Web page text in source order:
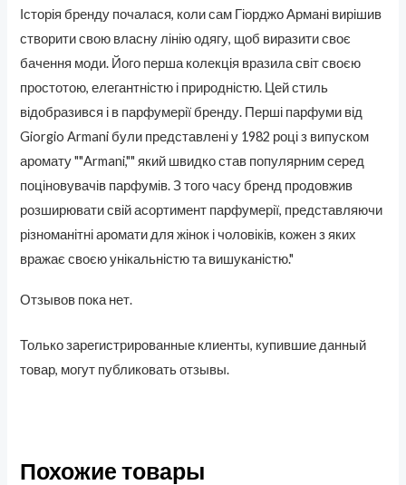
Історія бренду почалася, коли сам Гіорджо Армані вирішив
створити свою власну лінію одягу, щоб виразити своє
бачення моди. Його перша колекція вразила світ своєю
простотою, елегантністю і природністю. Цей стиль
відобразився і в парфумерії бренду. Перші парфуми від
Giorgio Armani були представлені у 1982 році з випуском
аромату ""Armani,"" який швидко став популярним серед
поціновувачів парфумів. З того часу бренд продовжив
розширювати свій асортимент парфумерії, представляючи
різноманітні аромати для жінок і чоловіків, кожен з яких
вражає своєю унікальністю та вишуканістю."
Отзывов пока нет.
Только зарегистрированные клиенты, купившие данный
товар, могут публиковать отзывы.
Похожие товары